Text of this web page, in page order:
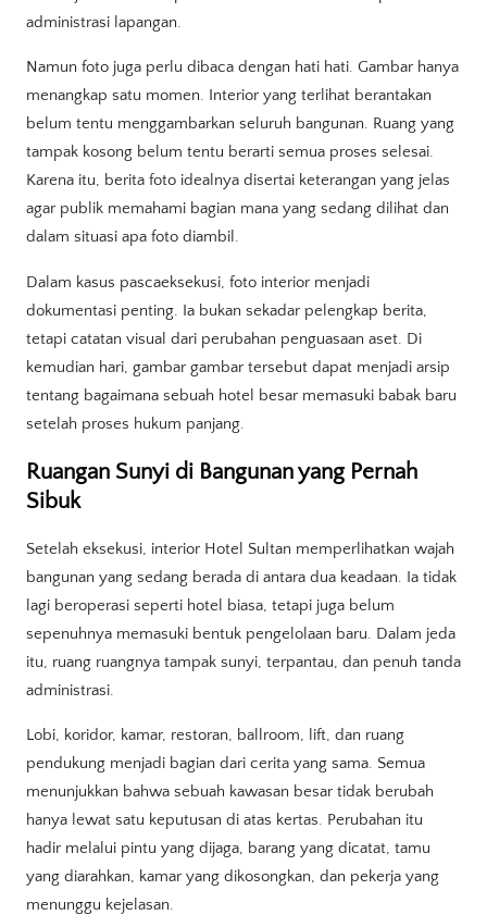
administrasi lapangan.
Namun foto juga perlu dibaca dengan hati hati. Gambar hanya
menangkap satu momen. Interior yang terlihat berantakan
belum tentu menggambarkan seluruh bangunan. Ruang yang
tampak kosong belum tentu berarti semua proses selesai.
Karena itu, berita foto idealnya disertai keterangan yang jelas
agar publik memahami bagian mana yang sedang dilihat dan
dalam situasi apa foto diambil.
Dalam kasus pascaeksekusi, foto interior menjadi
dokumentasi penting. Ia bukan sekadar pelengkap berita,
tetapi catatan visual dari perubahan penguasaan aset. Di
kemudian hari, gambar gambar tersebut dapat menjadi arsip
tentang bagaimana sebuah hotel besar memasuki babak baru
setelah proses hukum panjang.
Ruangan Sunyi di Bangunan yang Pernah
Sibuk
Setelah eksekusi, interior Hotel Sultan memperlihatkan wajah
bangunan yang sedang berada di antara dua keadaan. Ia tidak
lagi beroperasi seperti hotel biasa, tetapi juga belum
sepenuhnya memasuki bentuk pengelolaan baru. Dalam jeda
itu, ruang ruangnya tampak sunyi, terpantau, dan penuh tanda
administrasi.
Lobi, koridor, kamar, restoran, ballroom, lift, dan ruang
pendukung menjadi bagian dari cerita yang sama. Semua
menunjukkan bahwa sebuah kawasan besar tidak berubah
hanya lewat satu keputusan di atas kertas. Perubahan itu
hadir melalui pintu yang dijaga, barang yang dicatat, tamu
yang diarahkan, kamar yang dikosongkan, dan pekerja yang
menunggu kejelasan.